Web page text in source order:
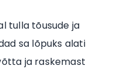
tulla tõusude ja
sa lõpuks alati
ja raskemast